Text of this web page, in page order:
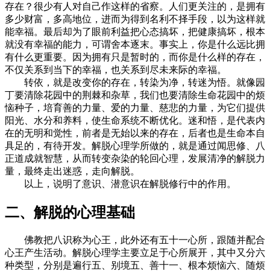
存在？很少有人对自己作这样的省察。人们更关注的，是拥有
多少财富，多高地位，进而为得到名利不择手段，以为这样就
能幸福。最后却为了眼前利益把心态搞坏，把健康搞坏，根本
就没有幸福的能力，可谓舍本逐末。事实上，你是什么远比拥
有什么更重要。因为拥有只是暂时的，而你是什么样的存在，
不仅关系到当下的幸福，也关系到尽未来际的幸福。
转依，就是改变你的存在，转染为净，转迷为悟。就像园
丁要清除花园中的荆棘和杂草，我们也要清除生命花园中的烦
恼种子，培育善的力量、爱的力量、慈悲的力量，为它们提供
阳光、水分和养料，使生命系统不断优化。迷和悟，是代表内
在的无明和觉性，前者是无始以来的存在，后者也是生命本自
具足的，有待开发。解脱心理学所做的，就是通过闻思修、八
正道成就智慧，从而转变杂染的轮回心理，发展清净的解脱力
量，最终走出迷惑，走向解脱。
以上，说明了意识、潜意识在解脱修行中的作用。
二、解脱的心理基础
佛教把八识称为心王，此外还有五十一心所，跟随并配合
心王产生活动。解脱心理学主要立足于心所展开，其中又分六
种类型，分别是遍行五、别境五、善十一、根本烦恼六、随烦